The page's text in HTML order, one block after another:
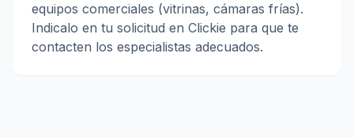
equipos comerciales (vitrinas, cámaras frías).
Indicalo en tu solicitud en Clickie para que te
contacten los especialistas adecuados.